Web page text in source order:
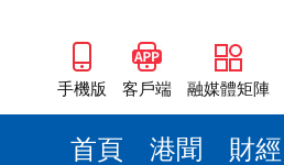
手機版 客戶端 融媒體矩陣
首頁 港聞 財經